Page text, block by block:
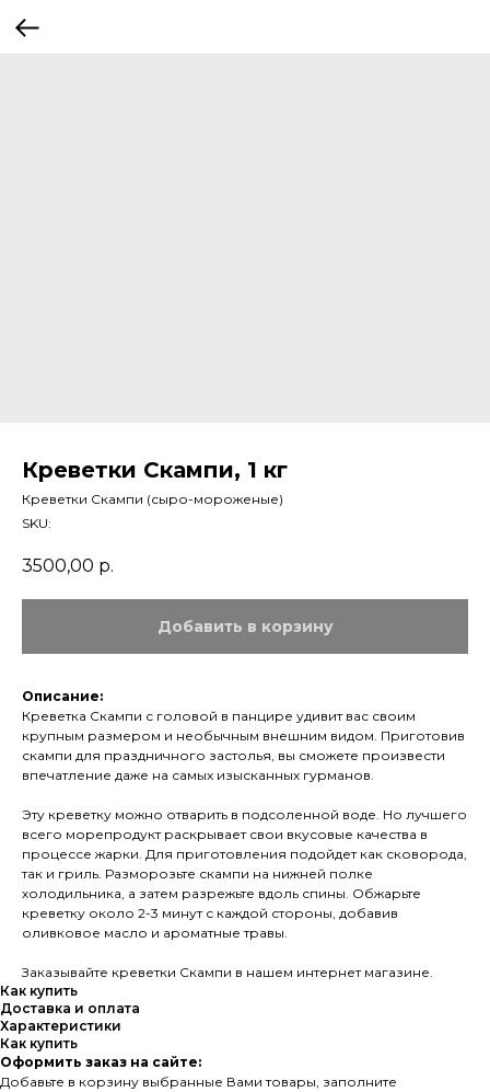
Креветки Скампи, 1 кг
Креветки Скампи (сыро-мороженые)
SKU:
3500,00 р.
Добавить в корзину
Описание:
Креветка Скампи с головой в панцире удивит вас своим
крупным размером и необычным внешним видом. Приготовив
скампи для праздничного застолья, вы сможете произвести
впечатление даже на самых изысканных гурманов.
Эту креветку можно отварить в подсоленной воде. Но лучшего
всего морепродукт раскрывает свои вкусовые качества в
процессе жарки. Для приготовления подойдет как сковорода,
так и гриль. Разморозьте скампи на нижней полке
холодильника, а затем разрежьте вдоль спины. Обжарьте
креветку около 2-3 минут с каждой стороны, добавив
оливковое масло и ароматные травы.
Заказывайте креветки Скампи в нашем интернет магазине.
Как купить
Доставка и оплата
Характеристики
Как купить
Оформить заказ на сайте:
Добавьте в корзину выбранные Вами товары, заполните